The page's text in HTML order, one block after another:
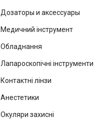
Дозаторы и аксессуары
Медичний інструмент
Обладнання
Лапароскопічні інструменти
Контактні лінзи
Анестетики
Окуляри захисні